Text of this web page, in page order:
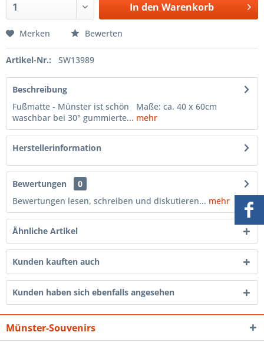
In den Warenkorb
Merken Bewerten
Artikel-Nr.: SW13989
Beschreibung
Fußmatte - Münster ist schön Maße: ca. 40 x 60cm
waschbar bei 30° gummierte... mehr
Herstellerinformation
Bewertungen
0
Bewertungen lesen, schreiben und diskutieren... mehr
Ähnliche Artikel
Kunden kauften auch
Kunden haben sich ebenfalls angesehen
Münster-Souvenirs